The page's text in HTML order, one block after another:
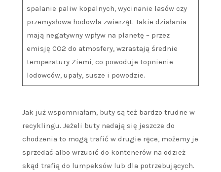
spalanie paliw kopalnych, wycinanie lasów czy
przemysłowa hodowla zwierząt. Takie działania
mają negatywny wpływ na planetę – przez
emisję CO2 do atmosfery, wzrastają średnie
temperatury Ziemi, co powoduje topnienie
lodowców, upały, susze i powodzie.
Jak już wspomniałam, buty są też bardzo trudne w
recyklingu. Jeżeli buty nadają się jeszcze do
chodzenia to mogą trafić w drugie ręce, możemy je
sprzedać albo wrzucić do kontenerów na odzież
skąd trafią do lumpeksów lub dla potrzebujących.